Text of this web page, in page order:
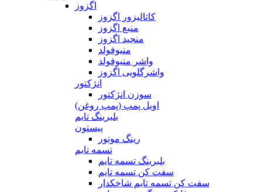
اگزوز
کاتالیزور اگزوز
منبع اگزوز
منجید اگزوز
منیوفولد
واشر منیوفولد
واشرگلویی اگزوز
انژکتور
سوزن انژکتور
اویل پمپ (پمپ روغن)
بلبرینگ تایم
پیستون
رینگ موتور
تسمه تایم
بلبرینگ تسمه تایم
سفت کن تسمه تایم
سفت کن تسمه تایم شاخکدار